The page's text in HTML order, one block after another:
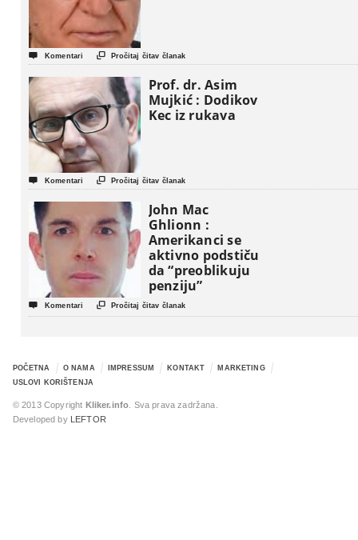
 Komentari  Pročitaj čitav članak
Prof. dr. Asim
Mujkić : Dodikov
Kec iz rukava
 Komentari  Pročitaj čitav članak
John Mac
Ghlionn :
Amerikanci se
aktivno podstiču
da “preoblikuju
penziju”
 Komentari  Pročitaj čitav članak
POČETNA O NAMA IMPRESSUM KONTAKT
MARKETING
USLOVI KORIŠTENJA
© 2013 Copyright Kliker.info . Sva prava zadržana.
Developed by
LEFTOR